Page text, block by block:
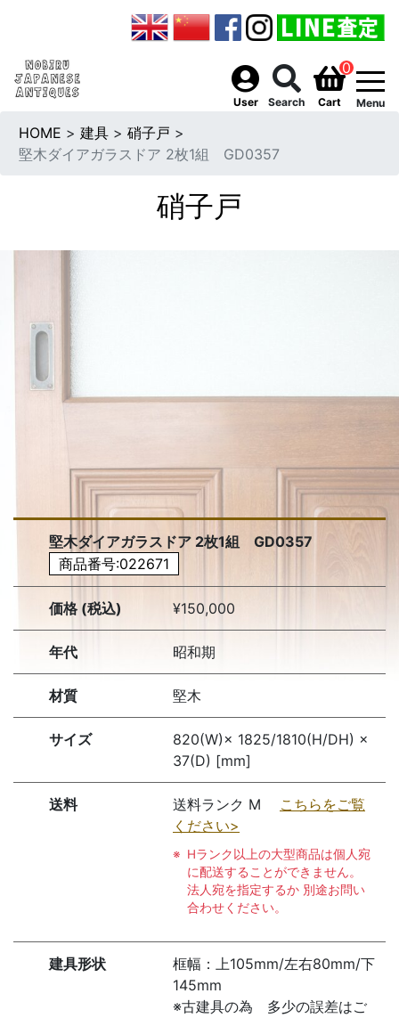
User Search
0
Cart Menu
HOME > 建具 > 硝子戸 >
堅木ダイアガラスドア 2枚1組 GD0357
硝子戸
堅木ダイアガラスドア 2枚1組 GD0357
商品番号:022671
価格 (税込) ¥150,000
年代 昭和期
材質 堅木
サイズ
820(W)× 1825/1810(H/DH) ×
37(D) [mm]
送料 送料ランク M こちらをご覧
ください>
Hランク以上の大型商品は個人宛
に配送することができません。
法人宛を指定するか 別途お問い
合わせください。
建具形状
框幅：上105mm/左右80mm/下
145mm
※古建具の為 多少の誤差はご